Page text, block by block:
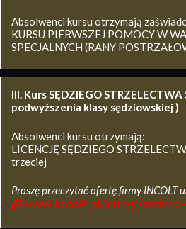
Absolwenci kursu otrzymają
KURSU PIERWSZEJ POMOCY W
SPECJALNYCH (RANY
III. Kurs SĘDZIEGO
podwyższenia klasy sędziowskiej )
Absolwenci kursu otrzymają:
LICENCJĘ SĘDZIEGO
trzeciej
Proszę przeczytać ofertę firmy INCOLT
www.incolt.pl/kursy/